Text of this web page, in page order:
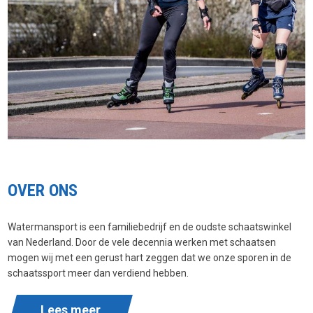
OVER ONS
Watermansport is een familiebedrijf en de oudste schaatswinkel
van Nederland. Door de vele decennia werken met schaatsen
mogen wij met een gerust hart zeggen dat we onze sporen in de
schaatssport meer dan verdiend hebben.
Lees meer